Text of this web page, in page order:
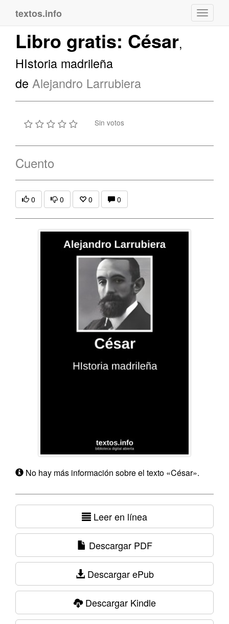
textos.info
Libro gratis: César,
HIstoria madrileña
de Alejandro Larrubiera
Sin votos
Cuento
0 0 0 0
No hay más información sobre el texto «César».
Leer en línea
Descargar PDF
Descargar ePub
Descargar Kindle